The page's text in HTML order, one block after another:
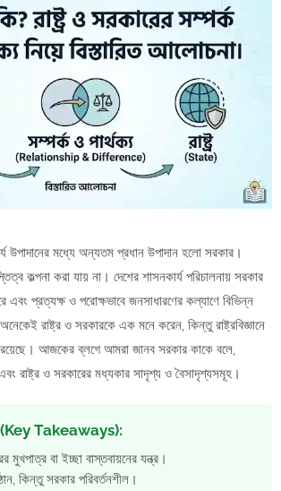
উপাদানের মধ্যে অন্যতম প্রধান উপাদান হলো সরকার।
কল্পনা করা যায় না। দেশের শাসনকার্য পরিচালনায় সরকার
এবং প্রত্যক্ষ ও পরোক্ষভাবে জনসাধারণের কল্যাণে বিভিন্ন
রাষ্ট্র ও সরকারকে এক মনে করেন, কিন্তু রাষ্ট্রবিজ্ঞানে
আজকের ব্লগে আমরা জানব সরকার কাকে বলে,
রাষ্ট্র ও সরকারের মধ্যকার সাদৃশ্য ও বৈসাদৃশ্যসমূহ।
(Key Takeaways):
মুখপাত্র বা ইচ্ছা বাস্তবায়নের যন্ত্র।
কিন্তু সরকার পরিবর্তনশীল।